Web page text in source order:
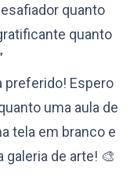
quanto
quanto
preferido! Espero
uma aula de
tela em branco e
de arte! 🎨